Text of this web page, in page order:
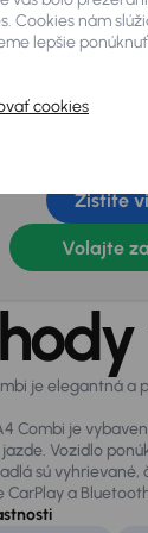
svetlomety
Zistite
Volajte
je elegantná a
Combi je
Vozidlo
sú
CarPlay a
Cookies nám
lepšie
cookies